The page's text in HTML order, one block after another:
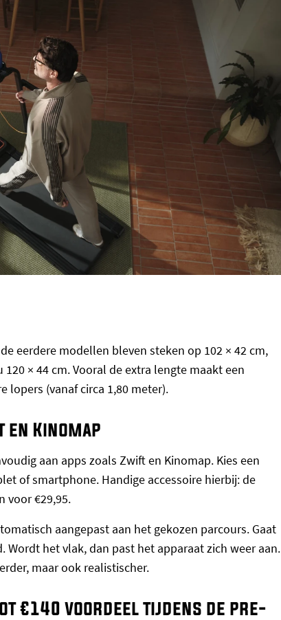
eerdere modellen bleven steken op 102 × 42 cm,
× 44 cm. Vooral de extra lengte maakt een
lopers (vanaf circa 1,80 meter).
Kinomap
aan apps zoals Zwift en Kinomap. Kies een
of smartphone. Handige accessoire hierbij: de
voor €29,95.
aangepast aan het gekozen parcours. Gaat
het vlak, dan past het apparaat zich weer aan.
maar ook realistischer.
€140 voordeel tijdens de pre-